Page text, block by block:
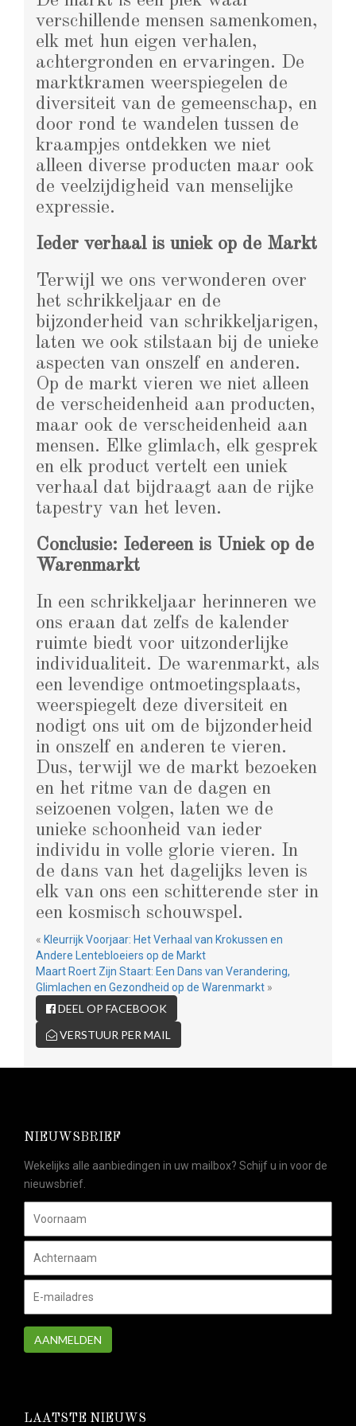
verschillende mensen samenkomen,
elk met hun eigen verhalen,
achtergronden en ervaringen. De
marktkramen weerspiegelen de
diversiteit van de gemeenschap, en
door rond te wandelen tussen de
kraampjes ontdekken we niet
alleen diverse producten maar ook
de veelzijdigheid van menselijke
expressie.
Ieder verhaal is uniek op de Markt
Terwijl we ons verwonderen over
het schrikkeljaar en de
bijzonderheid van schrikkeljarigen,
laten we ook stilstaan bij de unieke
aspecten van onszelf en anderen.
Op de markt vieren we niet alleen
de verscheidenheid aan producten,
maar ook de verscheidenheid aan
mensen. Elke glimlach, elk gesprek
en elk product vertelt een uniek
verhaal dat bijdraagt aan de rijke
tapestry van het leven.
Conclusie: Iedereen is Uniek op de
Warenmarkt
In een schrikkeljaar herinneren we
ons eraan dat zelfs de kalender
ruimte biedt voor uitzonderlijke
individualiteit. De warenmarkt, als
een levendige ontmoetingsplaats,
weerspiegelt deze diversiteit en
nodigt ons uit om de bijzonderheid
in onszelf en anderen te vieren.
Dus, terwijl we de markt bezoeken
en het ritme van de dagen en
seizoenen volgen, laten we de
unieke schoonheid van ieder
individu in volle glorie vieren. In
de dans van het dagelijks leven is
elk van ons een schitterende ster in
een kosmisch schouwspel.
« Kleurrijk Voorjaar: Het Verhaal van Krokussen en
Andere Lentebloeiers op de Markt
Maart Roert Zijn Staart: Een Dans van Verandering,
Glimlachen en Gezondheid op de Warenmarkt »
DEEL OP FACEBOOK
VERSTUUR PER MAIL
NIEUWSBRIEF
Wekelijks alle aanbiedingen in uw mailbox? Schijf u in voor de
nieuwsbrief.
AANMELDEN
LAATSTE NIEUWS